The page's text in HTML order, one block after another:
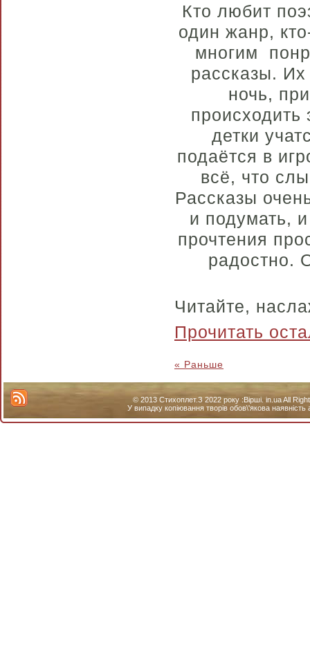
Кто любит
один жанр,
многим
рассказы. Их
ночь,
происходить
детки
подаётся в
всё, что
Рассказы
и подумать,
прочтения
радостно.
Читайте,
Прочитать
« Раньше
© 2013 Стихоплет.З 2022 року :Вірші. in.ua All
У випадку копіювання творів обов\'якова наявність